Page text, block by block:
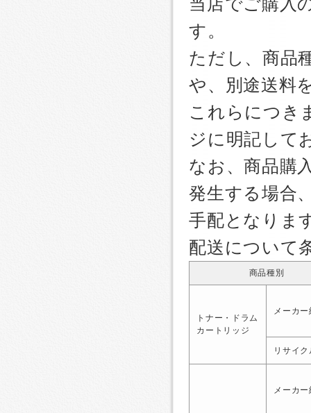
す。
ただし、商品
や、別途送料
これらにつき
ジに明記して
なお、商品購
発生する場合
手配となりま
配送について
商品種別
トナー・ドラム
カートリッジ
メーカ
リサイ
メーカ